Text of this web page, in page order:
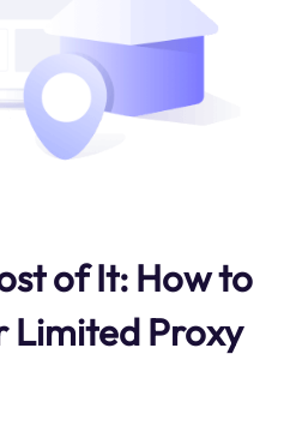
of It: How to
Limited Proxy